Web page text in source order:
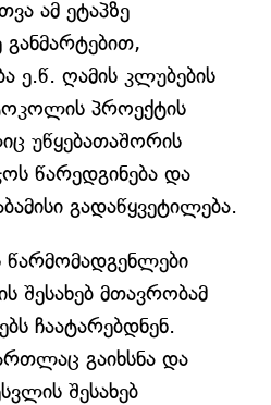
ამ ეტაპზე
ე.წ. ღამის კლუბების
პროექტის
უწყებათაშორის
წარედგინება და
გადაწყვეტილება.
წარმომადგენლები
შესახებ მთავრობამ
ჩაატარებდნენ.
გაიხსნა და
შესახებ